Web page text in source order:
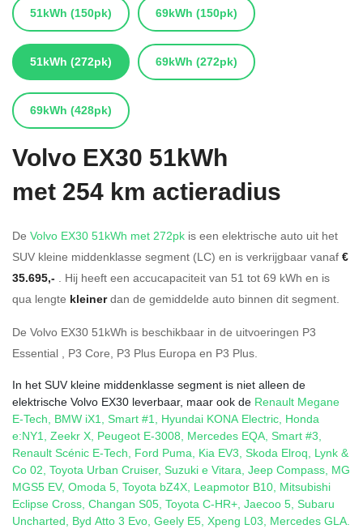
51kWh (150pk) 69kWh (150pk)
51kWh (272pk) 69kWh (272pk)
69kWh (428pk)
Volvo EX30 51kWh
met 254 km actieradius
De Volvo EX30 51kWh met 272pk is een elektrische auto uit het
SUV kleine middenklasse segment (LC) en is verkrijgbaar vanaf €
35.695,- . Hij heeft een accucapaciteit van 51 tot 69 kWh en is
qua lengte kleinerdan de gemiddelde auto binnen dit segment.
De Volvo EX30 51kWh is beschikbaar in de uitvoeringen P3
Essential , P3 Core, P3 Plus Europa en P3 Plus.
In het SUV kleine middenklasse segment is niet alleen de
elektrische Volvo EX30 leverbaar, maar ook de Renault Megane
E-Tech, BMW iX1, Smart #1, Hyundai KONA Electric, Honda
e:NY1, Zeekr X, Peugeot E-3008, Mercedes EQA, Smart #3,
Renault Scénic E-Tech, Ford Puma, Kia EV3, Skoda Elroq, Lynk &
Co 02, Toyota Urban Cruiser, Suzuki e Vitara, Jeep Compass, MG
MGS5 EV, Omoda 5, Toyota bZ4X, Leapmotor B10, Mitsubishi
Eclipse Cross, Changan S05, Toyota C-HR+, Jaecoo 5, Subaru
Uncharted, Byd Atto 3 Evo, Geely E5, Xpeng L03, Mercedes GLA.